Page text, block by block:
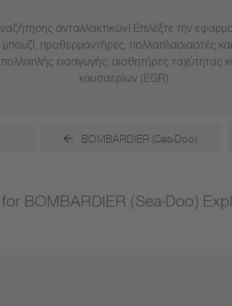
ανταλλακτικών! Επιλέξτε την
προθερμαντήρες, πολλαπλασιαστές
εισαγωγής, αισθητήρες ταχύτητας
καυσαερίων (EGR).
BOMBARDIER (Sea-Doo)
BOMBARDIER (Sea-Doo)